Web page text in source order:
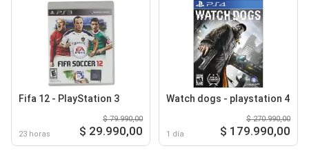
Fifa 12 - PlayStation 3
23 horas
$ 79.990,00
$ 29.990,00
Watch dogs - playstation 4
1 día
$ 270.990,00
$ 179.990,00